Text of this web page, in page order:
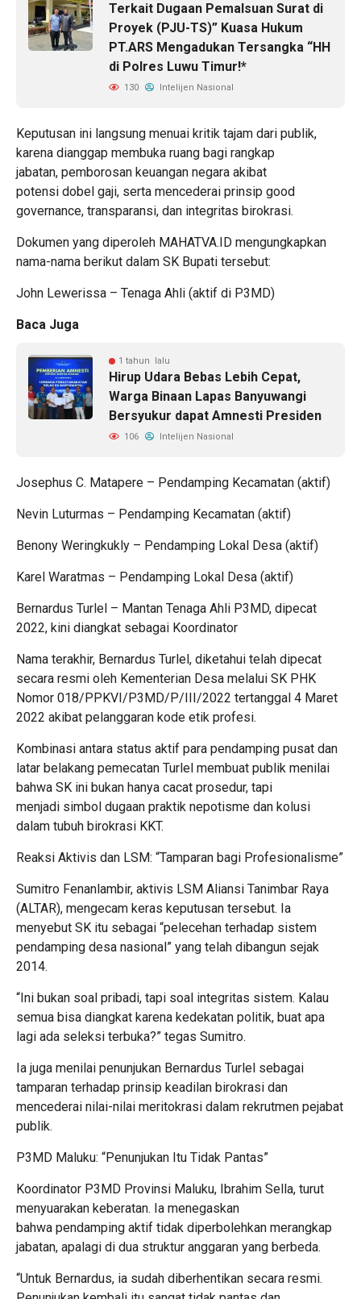
Terkait Dugaan Pemalsuan Surat di
Proyek (PJU-TS)” Kuasa Hukum
PT.ARS Mengadukan Tersangka “HH
di Polres Luwu Timur!*
130 Intelijen Nasional
Keputusan ini langsung menuai kritik tajam dari publik,
karena dianggap membuka ruang bagi rangkap
jabatan, pemborosan keuangan negara akibat
potensi dobel gaji, serta mencederai prinsip good
governance, transparansi, dan integritas birokrasi.
Dokumen yang diperoleh MAHATVA.ID mengungkapkan
nama-nama berikut dalam SK Bupati tersebut:
John Lewerissa – Tenaga Ahli (aktif di P3MD)
Baca Juga
1 tahun lalu
Hirup Udara Bebas Lebih Cepat,
Warga Binaan Lapas Banyuwangi
Bersyukur dapat Amnesti Presiden
106 Intelijen Nasional
Josephus C. Matapere – Pendamping Kecamatan (aktif)
Nevin Luturmas – Pendamping Kecamatan (aktif)
Benony Weringkukly – Pendamping Lokal Desa (aktif)
Karel Waratmas – Pendamping Lokal Desa (aktif)
Bernardus Turlel – Mantan Tenaga Ahli P3MD, dipecat
2022, kini diangkat sebagai Koordinator
Nama terakhir, Bernardus Turlel, diketahui telah dipecat
secara resmi oleh Kementerian Desa melalui SK PHK
Nomor 018/PPKVI/P3MD/P/III/2022 tertanggal 4 Maret
2022 akibat pelanggaran kode etik profesi.
Kombinasi antara status aktif para pendamping pusat dan
latar belakang pemecatan Turlel membuat publik menilai
bahwa SK ini bukan hanya cacat prosedur, tapi
menjadi simbol dugaan praktik nepotisme dan kolusi
dalam tubuh birokrasi KKT.
Reaksi Aktivis dan LSM: “Tamparan bagi Profesionalisme”
Sumitro Fenanlambir, aktivis LSM Aliansi Tanimbar Raya
(ALTAR), mengecam keras keputusan tersebut. Ia
menyebut SK itu sebagai “pelecehan terhadap sistem
pendamping desa nasional” yang telah dibangun sejak
2014.
“Ini bukan soal pribadi, tapi soal integritas sistem. Kalau
semua bisa diangkat karena kedekatan politik, buat apa
lagi ada seleksi terbuka?” tegas Sumitro.
Ia juga menilai penunjukan Bernardus Turlel sebagai
tamparan terhadap prinsip keadilan birokrasi dan
mencederai nilai-nilai meritokrasi dalam rekrutmen pejabat
publik.
P3MD Maluku: “Penunjukan Itu Tidak Pantas”
Koordinator P3MD Provinsi Maluku, Ibrahim Sella, turut
menyuarakan keberatan. Ia menegaskan
bahwa pendamping aktif tidak diperbolehkan merangkap
jabatan, apalagi di dua struktur anggaran yang berbeda.
“Untuk Bernardus, ia sudah diberhentikan secara resmi.